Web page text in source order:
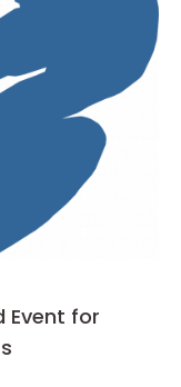
Event for